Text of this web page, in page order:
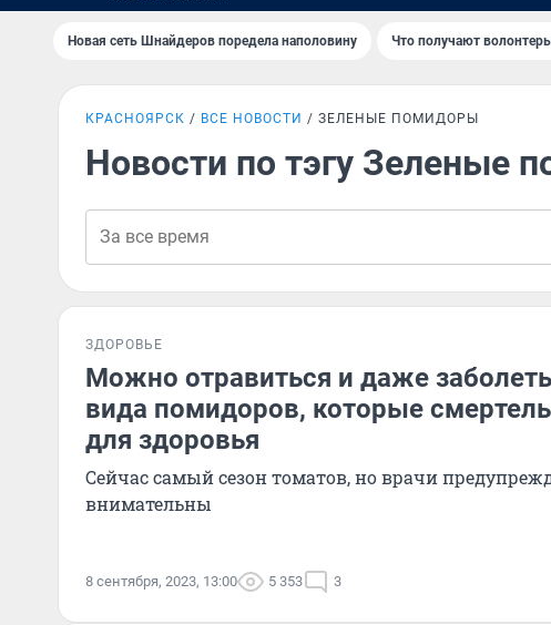
Новая сеть Шнайдеров поредела наполовину Что получают
КРАСНОЯРСК ВСЕ НОВОСТИ ЗЕЛЕНЫЕ ПОМИДОРЫ
Новости по тэгу Зеленые
ЗДОРОВЬЕ
Можно отравиться и даже
вида помидоров, которые
для здоровья
Сейчас самый сезон томатов, но врачи
внимательны
8 сентября, 2023, 13:00 5 353 3